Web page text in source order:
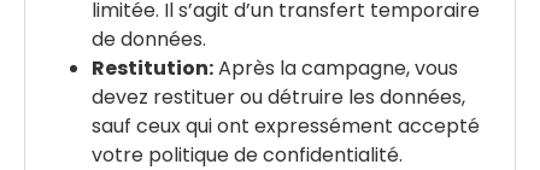
limitée. Il s’agit d’un transfert temporaire
de données.
Restitution:Après la campagne, vous
devez restituer ou détruire les données,
sauf ceux qui ont expressément accepté
votre politique de confidentialité.